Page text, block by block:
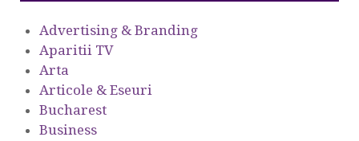
Advertising & Branding
Aparitii TV
Arta
Articole & Eseuri
Bucharest
Business